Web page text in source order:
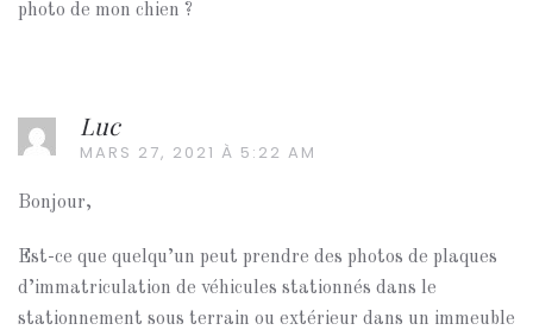
photo de mon chien ?
Luc
MARS 27, 2021 À 5:22 AM
Bonjour,
Est-ce que quelqu’un peut prendre des photos de plaques
d’immatriculation de véhicules stationnés dans le
stationnement sous terrain ou extérieur dans un immeuble